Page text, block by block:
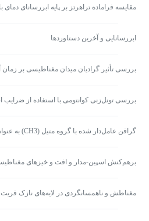
ابررسانایی و آخرین دستاوردها
بررسی تأثیر گرادیان میدان مغناطیسی بر
بررسی تونل‌زنی کوانتومی با استفاده از ضرایب
گرافن عامل‌دار شده با گروه متیل (CH3) به عنوان نیم‌رسانای مغناطیسی دوقطبی
برهم‌کنش اسپین-مدار و افت و خیزهای
مغناطش و ناهمسانگردی در لایه‌های نازک